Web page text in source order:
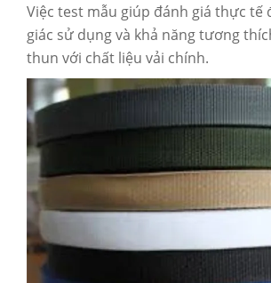
Việc test mẫu giúp đánh giá thực tế
giác sử dụng và khả năng tương
thun với chất liệu vải chính.